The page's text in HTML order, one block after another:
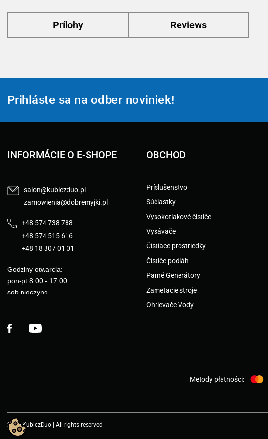
Prílohy Reviews
Prihláste sa na odber noviniek!
INFORMÁCIE O E-SHOPE
salon@kubiczduo.pl
zamowienia@dobremyjki.pl
+48 574 738 788
+48 574 515 616
+48 18 307 01 01
Godziny otwarcia:
pon-pt 8:00 - 17:00
sob nieczyne
OBCHOD
Príslušenstvo
Súčiastky
Vysokotlakové čističe
Vysávače
Čistiace prostriedky
Čističe podláh
Parné Generátory
Zametacie stroje
Ohrievače Vody
Facebook
Metody płatności:
2026 KubiczDuo | All rights reserved